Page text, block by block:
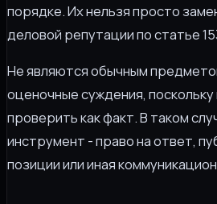
порядке. Их нельзя просто
деловой репутации по статье
Не являются обычным
оценочные суждения,
проверить как факт. В таком
инструмент - право на ответ,
позиции или иная